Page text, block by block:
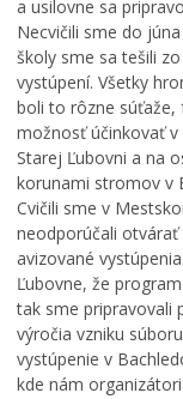
Šport
a usilovne sa
Necvičili sme do
školy sme sa tešili
vystúpení. Všetky
boli to rôzne súťaže,
možnosť účinkovať
Starej Ľubovni a na
korunami stromov v
Cvičili sme v
neodporúčali otvárať
avizované
Ľubovne, že
tak sme pripravovali
výročia vzniku
vystúpenie v
kde nám
é
k
ú
p
a
l
i
s
k
o
v
K
e
ž
m
a
t
í
v
n
e
p
a
t
r
í
K
e
ž
m
a
r
k
a
č
a
s
o
m
:
K
o
s
t
o
l
N
a